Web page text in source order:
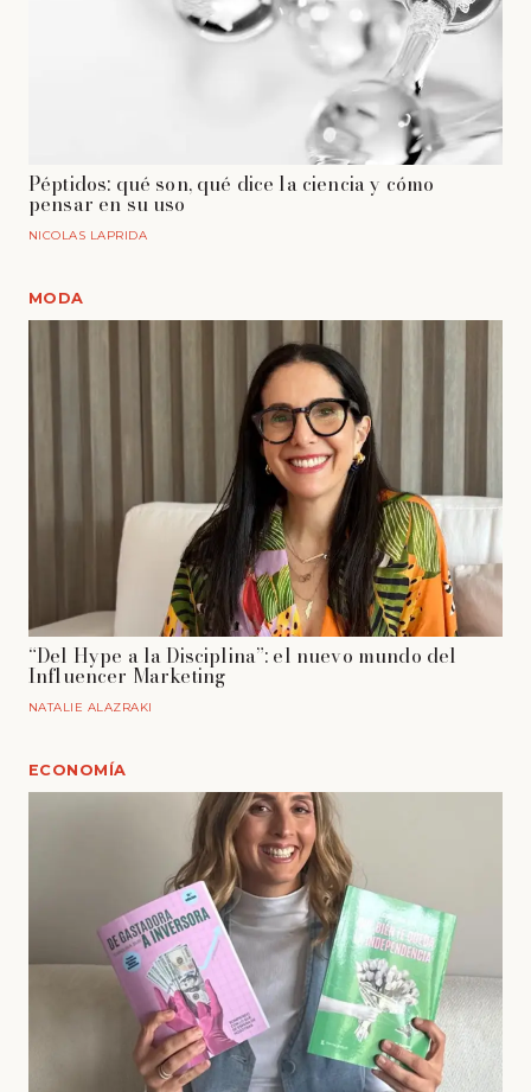
Péptidos: qué son, qué dice la ciencia y cómo
pensar en su uso
NICOLAS LAPRIDA
MODA
“Del Hype a la Disciplina”: el nuevo mundo del
Influencer Marketing
NATALIE ALAZRAKI
ECONOMÍA